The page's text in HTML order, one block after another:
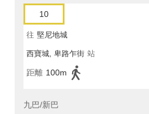
10
往 堅尼地城
西寶城, 卑路乍街 站
距離 100m
九巴/新巴